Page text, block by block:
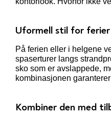
Uformell stil for ferier
På ferien eller i helgene
spaserturer langs
sko som er avslappede,
kombinasjonen
Kombiner den med